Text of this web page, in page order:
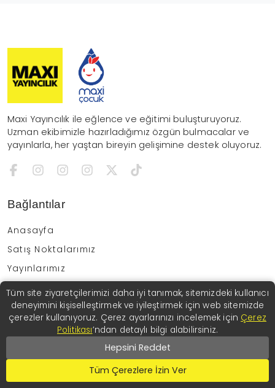
Maxi Yayıncılık ile eğlence ve eğitimi buluşturuyoruz.
Uzman ekibimizle hazırladığımız özgün bulmacalar ve
yayınlarla, her yaştan bireyin gelişimine destek oluyoruz.
Bağlantılar
Anasayfa
Satış Noktalarımız
Yayınlarımız
Form Kayıt
İletişim
Gizlilik Politikası
İletişim
info@maxiyayincilik.com
Tüm site ziyaretçilerimizi daha iyi tanımak, sitemizdeki kullanıcı
deneyimini kişiselleştirmek ve iyileştirmek için web sitemizde
çerezler kullanıyoruz. Çerez ayarlarınızı incelemek için Çerez
Politikası’ndan detaylı bilgi alabilirsiniz.
Hepsini Reddet
Tüm Çerezlere İzin Ver